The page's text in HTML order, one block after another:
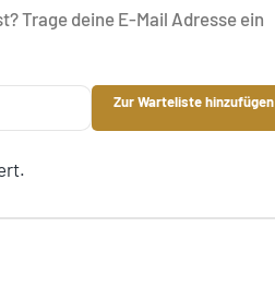
Trage deine E-Mail Adresse ein
Zur Warteliste hinzufügen